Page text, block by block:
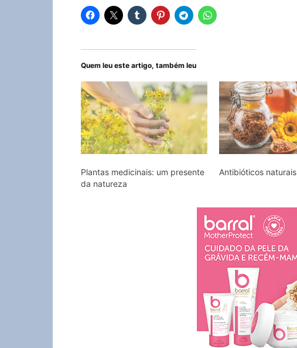
Quem leu este artigo, também leu
Plantas medicinais: um presente
da natureza
Antibióticos naturais